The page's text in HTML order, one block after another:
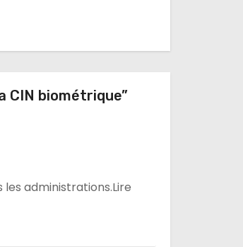
CIN biométrique”
administrations.Lire